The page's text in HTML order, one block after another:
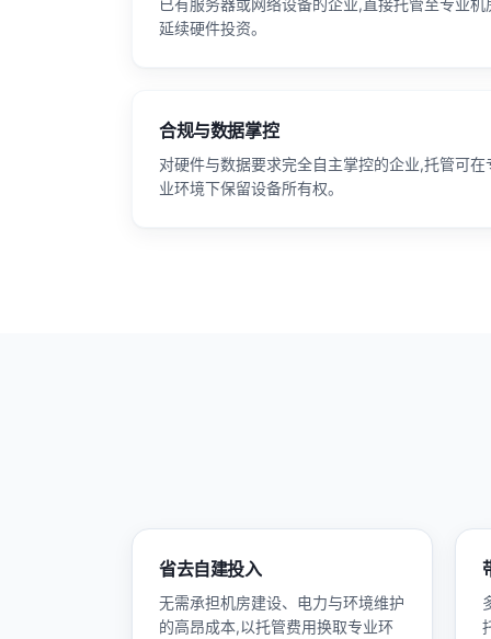
已有服务器或网络设备的企业,直接托管至专业机
延续硬件投资。
合规与数据掌控
对硬件与数据要求完全自主掌控的企业,托管可在
业环境下保留设备所有权。
省去自建投入
无需承担机房建设、电力与环境维护
的高昂成本,以托管费用换取专业环